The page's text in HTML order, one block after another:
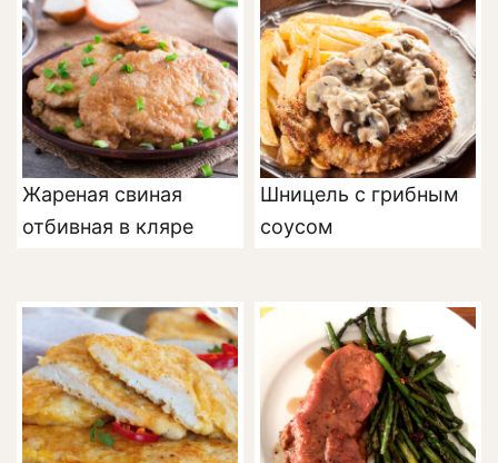
Жареная свиная
отбивная в кляре
Шницель с грибным
соусом